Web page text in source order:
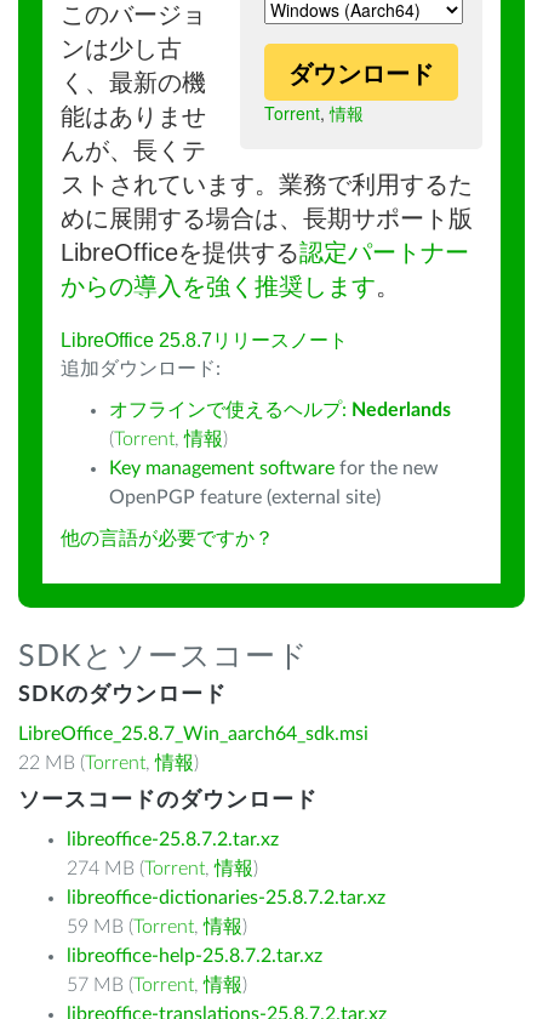
ダウンロード
Torrent,情報
このバージョ
ンは少し古
く、最新の機
能はありませ
んが、長くテ
ストされています。業務で利用するた
めに展開する場合は、長期サポート版
LibreOfficeを提供する認定パートナー
からの導入を強く推奨します。
LibreOffice 25.8.7リリースノート
追加ダウンロード:
オフラインで使えるヘルプ: Nederlands
(Torrent,情報)
Key management software for the new
OpenPGP feature (external site)
他の言語が必要ですか？
SDKとソースコード
SDKのダウンロード
LibreOffice_25.8.7_Win_aarch64_sdk.msi
22 MB (Torrent,情報)
ソースコードのダウンロード
libreoffice-25.8.7.2.tar.xz
274 MB (Torrent,情報)
libreoffice-dictionaries-25.8.7.2.tar.xz
59 MB (Torrent,情報)
libreoffice-help-25.8.7.2.tar.xz
57 MB (Torrent,情報)
libreoffice-translations-25.8.7.2.tar.xz